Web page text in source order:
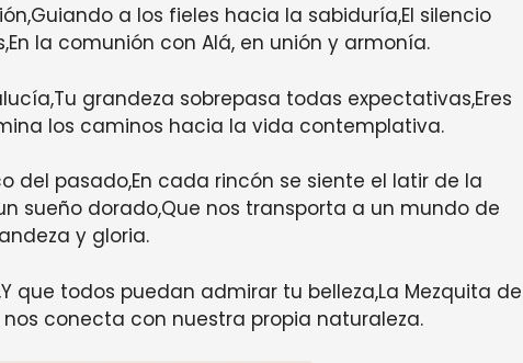
a los fieles hacia la sabiduría,El silencio
la comunión con Alá, en unión y armonía.
grandeza sobrepasa todas expectativas,Eres
los caminos hacia la vida contemplativa.
del pasado,En cada rincón se siente el latir de la
sueño dorado,Que nos transporta a un mundo de
y gloria.
que todos puedan admirar tu belleza,La Mezquita de
conecta con nuestra propia naturaleza.